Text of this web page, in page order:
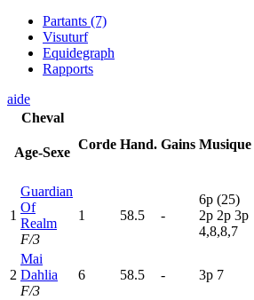
Partants (7)
Visuturf
Equidegraph
Rapports
aide
Cheval
Age-Sexe
Corde Hand. Gains Musique
1
Guardian
Of
Realm
F/3
1 58.5 -
6p (25)
2p 2p 3p
4,8,8,7
2
Mai
Dahlia
F/3
6 58.5 - 3p 7